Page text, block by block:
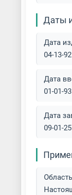
Даты
Дата
04-13-92
Дата
01-01-93
Дата
09-01-25